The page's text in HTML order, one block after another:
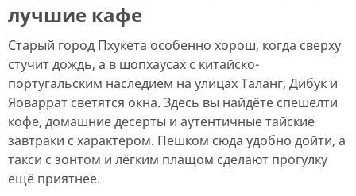
лучшие кафе
Старый город Пхукета особенно хорош, когда сверху
стучит дождь, а в шопхаусах с китайско-
португальским наследием на улицах Таланг, Дибук и
Яоваррат светятся окна. Здесь вы найдёте спешелти
кофе, домашние десерты и аутентичные тайские
завтраки с характером. Пешком сюда удобно дойти, а
такси с зонтом и лёгким плащом сделают прогулку
ещё приятнее.